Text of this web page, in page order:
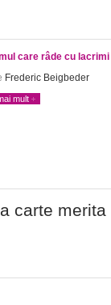
care râde cu lacrimi
Frederic Beigbeder
mult
carte